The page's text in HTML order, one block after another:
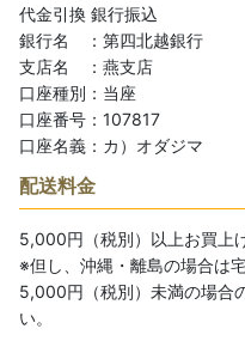
代金引換 銀行振込
銀行名 ：第四北越銀行
支店名 ：燕支店
口座種別：当座
口座番号：107817
口座名義：カ）オダジマ
配送料金
5,000円（税別）以上お買上
※但し、沖縄・離島の場合は
5,000円（税別）未満の場合
い。